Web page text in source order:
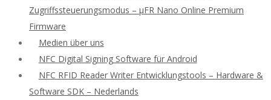
Zugriffssteuerungsmodus – μFR Nano Online Premium
Firmware
Medien über uns
NFC Digital Signing Software für Android
NFC RFID Reader Writer Entwicklungstools – Hardware &
Software SDK – Nederlands